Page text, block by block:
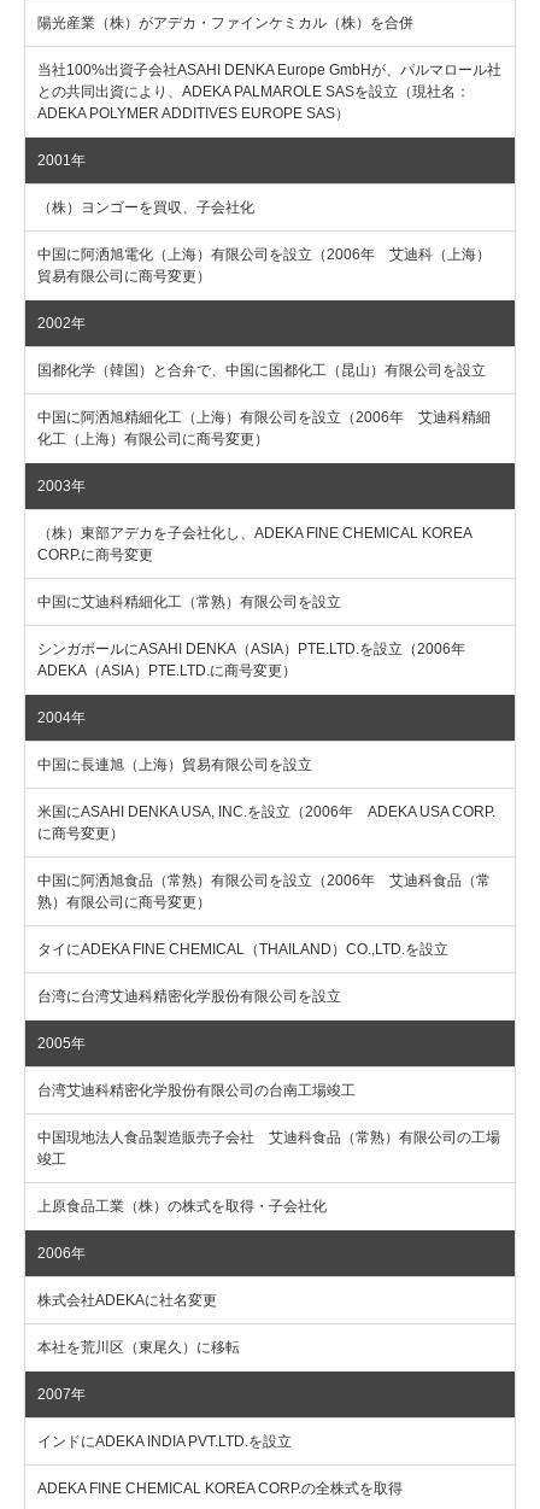
陽光産業（株）がアデカ・ファインケミカル（株）を合併
当社100%出資子会社ASAHI DENKA Europe GmbHが、パルマロール社
との共同出資により、ADEKA PALMAROLE SASを設立（現社名：
ADEKA POLYMER ADDITIVES EUROPE SAS）
2001年
（株）ヨンゴーを買収、子会社化
中国に阿洒旭電化（上海）有限公司を設立（2006年 艾迪科（上海）
貿易有限公司に商号変更）
2002年
国都化学（韓国）と合弁で、中国に国都化工（昆山）有限公司を設立
中国に阿洒旭精細化工（上海）有限公司を設立（2006年 艾迪科精細
化工（上海）有限公司に商号変更）
2003年
（株）東部アデカを子会社化し、ADEKA FINE CHEMICAL KOREA
CORP.に商号変更
中国に艾迪科精細化工（常熟）有限公司を設立
シンガポールにASAHI DENKA（ASIA）PTE.LTD.を設立（2006年
ADEKA（ASIA）PTE.LTD.に商号変更）
2004年
中国に長連旭（上海）貿易有限公司を設立
米国にASAHI DENKA USA, INC.を設立（2006年 ADEKA USA CORP.
に商号変更）
中国に阿洒旭食品（常熟）有限公司を設立（2006年 艾迪科食品（常
熟）有限公司に商号変更）
タイにADEKA FINE CHEMICAL（THAILAND）CO.,LTD.を設立
台湾に台湾艾迪科精密化学股份有限公司を設立
2005年
台湾艾迪科精密化学股份有限公司の台南工場竣工
中国現地法人食品製造販売子会社 艾迪科食品（常熟）有限公司の工場
竣工
上原食品工業（株）の株式を取得・子会社化
2006年
株式会社ADEKAに社名変更
本社を荒川区（東尾久）に移転
2007年
インドにADEKA INDIA PVT.LTD.を設立
ADEKA FINE CHEMICAL KOREA CORP.の全株式を取得